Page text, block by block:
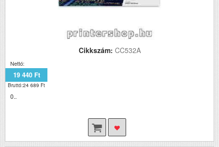
Cikkszám: CC532A
Nettó:
19 440 Ft
Bruttó:24 689 Ft
0..